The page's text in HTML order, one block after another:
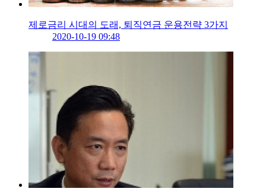
제로금리 시대의 도래, 퇴직연금 운용전략 3가지
2020-10-19 09:48